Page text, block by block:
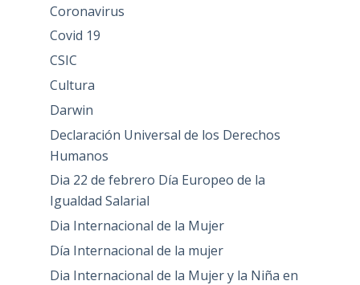
Coronavirus
Covid 19
CSIC
Cultura
Darwin
Declaración Universal de los Derechos
Humanos
Dia 22 de febrero Día Europeo de la
Igualdad Salarial
Dia Internacional de la Mujer
Día Internacional de la mujer
Dia Internacional de la Mujer y la Niña en